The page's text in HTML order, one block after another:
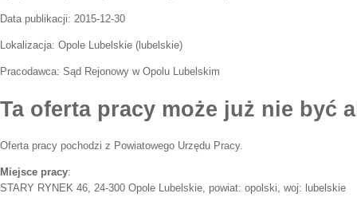
Data publikacji: 2015-12-30
Lokalizacja: Opole Lubelskie ( lubelskie)
Pracodawca: Sąd Rejonowy w Opolu Lubelskim
Ta oferta pracy może już nie być
Oferta pracy pochodzi z Powiatowego Urzędu Pracy.
Miejsce pracy:
STARY RYNEK 46, 24-300 Opole Lubelskie, powiat: opolski, woj: lubelskie